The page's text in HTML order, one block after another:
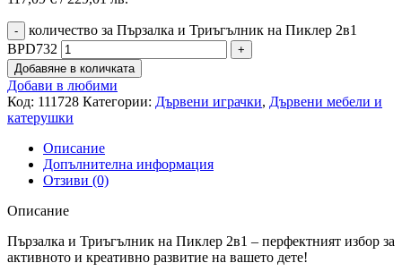
количество за Пързалка и Триъгълник на Пиклер 2в1
BPD732
Добавяне в количката
Добави в любими
Код: 111728 Категории: Дървени играчки, Дървени мебели и
катерушки
Описание
Допълнителна информация
Отзиви (0)
Описание
Пързалка и Триъгълник на Пиклер 2в1 – перфектният избор за
активното и креативно развитие на вашето дете!